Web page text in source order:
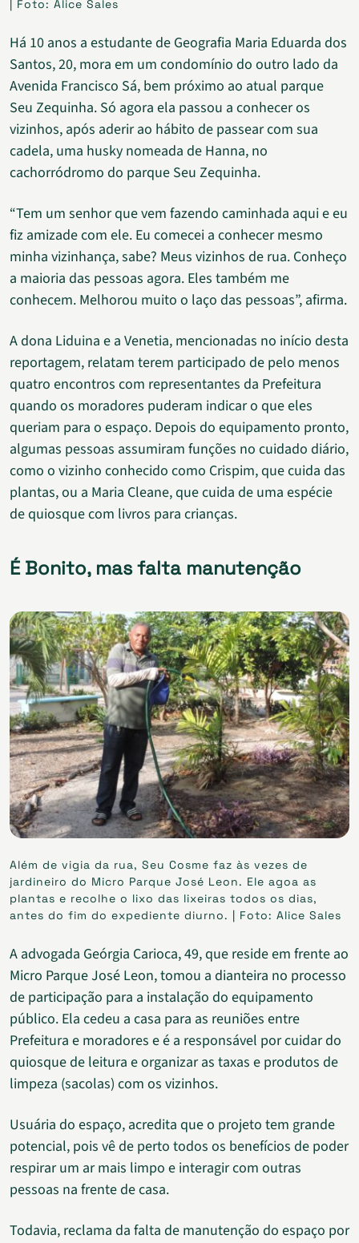
| Foto: Alice Sales
Há 10 anos a estudante de Geografia Maria Eduarda dos
Santos, 20, mora em um condomínio do outro lado da
Avenida Francisco Sá, bem próximo ao atual parque
Seu Zequinha. Só agora ela passou a conhecer os
vizinhos, após aderir ao hábito de passear com sua
cadela, uma husky nomeada de Hanna, no
cachorródromo do parque Seu Zequinha.
“Tem um senhor que vem fazendo caminhada aqui e eu
fiz amizade com ele. Eu comecei a conhecer mesmo
minha vizinhança, sabe? Meus vizinhos de rua. Conheço
a maioria das pessoas agora. Eles também me
conhecem. Melhorou muito o laço das pessoas”, afirma.
A dona Liduina e a Venetia, mencionadas no início desta
reportagem, relatam terem participado de pelo menos
quatro encontros com representantes da Prefeitura
quando os moradores puderam indicar o que eles
queriam para o espaço. Depois do equipamento pronto,
algumas pessoas assumiram funções no cuidado diário,
como o vizinho conhecido como Crispim, que cuida das
plantas, ou a Maria Cleane, que cuida de uma espécie
de quiosque com livros para crianças.
É Bonito, mas falta manutenção
Além de vigia da rua, Seu Cosme faz às vezes de
jardineiro do Micro Parque José Leon. Ele agoa as
plantas e recolhe o lixo das lixeiras todos os dias,
antes do fim do expediente diurno. | Foto: Alice Sales
A advogada Geórgia Carioca, 49, que reside em frente ao
Micro Parque José Leon, tomou a dianteira no processo
de participação para a instalação do equipamento
público. Ela cedeu a casa para as reuniões entre
Prefeitura e moradores e é a responsável por cuidar do
quiosque de leitura e organizar as taxas e produtos de
limpeza (sacolas) com os vizinhos.
Usuária do espaço, acredita que o projeto tem grande
potencial, pois vê de perto todos os benefícios de poder
respirar um ar mais limpo e interagir com outras
pessoas na frente de casa.
Todavia, reclama da falta de manutenção do espaço por